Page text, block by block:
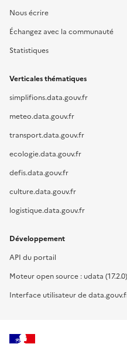
Nous écrire
Échangez avec la communauté
Statistiques
Verticales thématiques
simplifions.data.gouv.fr
meteo.data.gouv.fr
transport.data.gouv.fr
ecologie.data.gouv.fr
defis.data.gouv.fr
culture.data.gouv.fr
logistique.data.gouv.fr
Développement
API du portail
Moteur open source : udata (17.2.0)
Interface utilisateur de